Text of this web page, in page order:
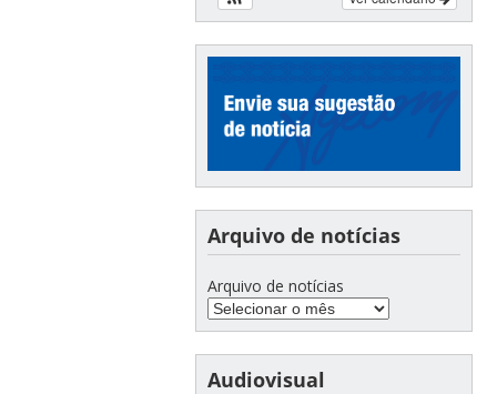
Arquivo de notícias
Arquivo de notícias
Audiovisual